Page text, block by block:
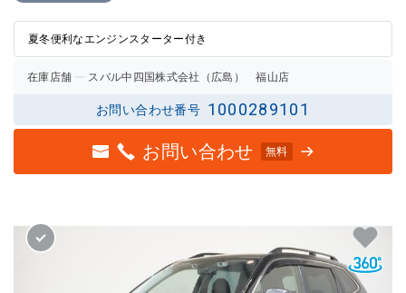
夏冬便利なエンジンスターター付き
在庫店舗 スバル中四国株式会社（広島） 福山店
お問い合わせ番号 1000289101
お問い合わせ 無料